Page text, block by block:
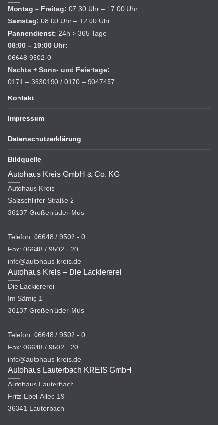
Montag – Freitag: 07.30 Uhr – 17.00 Uhr
Samstag: 08.00 Uhr – 12.00 Uhr
Pannendienst: 24h > 365 Tage
08:00 – 19:00 Uhr:
06648 9502-0
Nachts + Sonn- und Feiertage:
0171 – 3630190 / 0170 – 9047457
Kontakt
Impressum
Datenschutzerklärung
Bildquelle
Autohaus Kreis GmbH & Co. KG
Autohaus Kreis
Salzschlirfer Straße 2
36137 Großenlüder-Müs
Telefon: 06648 / 9502 - 0
Fax: 06648 / 9502 - 20
info@autohaus-kreis.de
Autohaus Kreis – Die Lackiererei
Die Lackiererei
Im Sämig 1
36137 Großenlüder-Müs
Telefon: 06648 / 9502 - 0
Fax: 06648 / 9502 - 20
info@autohaus-kreis.de
Autohaus Lauterbach KREIS GmbH
Autohaus Lauterbach
Fritz-Ebel-Allee 19
36341 Lauterbach